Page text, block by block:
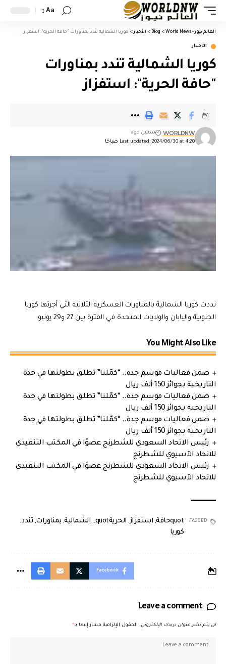
Aa
العالم نيوز - World News >
Blog
> الأخبار > كوريا الشمالية تندد بمناورات "حافة الحرية": استفزاز
الأخبار
كوريا الشمالية تندد بمناورات
"حافة الحرية": استفزاز
Last updated: 2024/06/30 at 4:20 صباحًا
WORLDNW سنتين ago
نددت كوريا الشمالية بالمناورات العسكرية الثلاثية التي أجرتها كوريا
الجنوبية واليابان والولايات المتحدة في الفترة بين 27 و29 يونيو.
You Might Also Like
ضمن فعاليات موسم جدة.. “كمّلنا” تطلق بطولتها في جدة
التاريخية بجوائز 150 ألف ريال
ضمن فعاليات موسم جدة.. “كمّلنا” تطلق بطولتها في جدة
التاريخية بجوائز 150 ألف ريال
ضمن فعاليات موسم جدة.. “كمّلنا” تطلق بطولتها في جدة
التاريخية بجوائز 150 ألف ريال
رئيس الاتحاد السعودي للشطرنج عضوًا في المكتب التنفيذي
للاتحاد الآسيوي للشطرنج
رئيس الاتحاد السعودي للشطرنج عضوًا في المكتب التنفيذي
للاتحاد الآسيوي للشطرنج
TAGGED: quotحافة , استفزاز, الحريةquot. , الشمالية, بمناورات, تندد,
كوريا
Facebook
Leave a comment
لن يتم نشر عنوان بريدك الإلكتروني. الحقول الإلزامية مشار إليها بـ *